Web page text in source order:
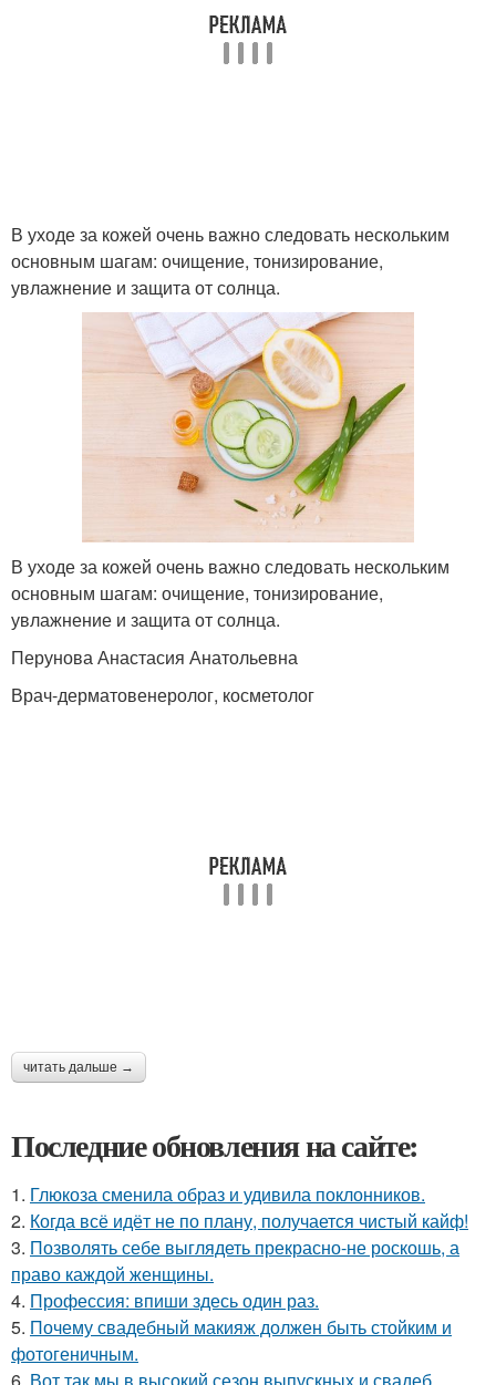
В уходе за кожей очень важно следовать нескольким
основным шагам: очищение, тонизирование,
увлажнение и защита от солнца.
В уходе за кожей очень важно следовать нескольким
основным шагам: очищение, тонизирование,
увлажнение и защита от солнца.
Перунова Анастасия Анатольевна
Врач-дерматовенеролог, косметолог
читать дальше →
Последние обновления на сайте:
1. Глюкоза сменила образ и удивила поклонников.
2. Когда всё идёт не по плану, получается чистый кайф!
3. Позволять себе выглядеть прекрасно-не роскошь, а
право каждой женщины.
4. Профессия: впиши здесь один раз.
5. Почему свадебный макияж должен быть стойким и
фотогеничным.